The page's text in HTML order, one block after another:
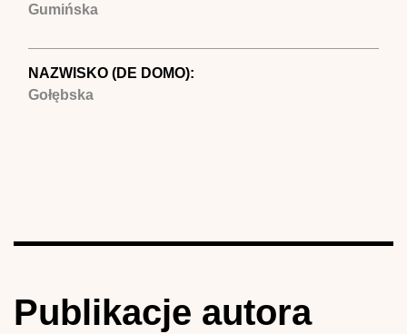
Gumińska
NAZWISKO (DE DOMO):
Gołębska
Publikacje autora